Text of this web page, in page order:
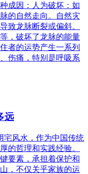
成因：人为破坏：如
的自然走向。自然灾
致龙脉断裂或偏斜。
，破坏了龙脉的能量
者的运势产生一系列
伤痛，特别是呼吸系
远
宅风水，作为中国传统
的哲理和实践经验。
要素，承担着保护和
，不仅关乎家族的运